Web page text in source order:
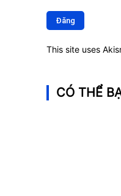
luận:
This site uses
CÓ THỂ